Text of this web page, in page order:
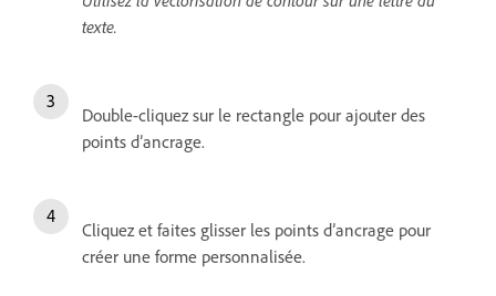
texte.
Double-cliquez sur le rectangle pour ajouter des
points d’ancrage.
Cliquez et faites glisser les points d’ancrage pour
créer une forme personnalisée.